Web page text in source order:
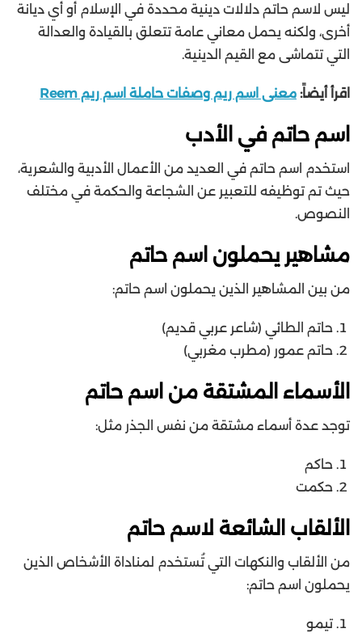
ليس لاسم حاتم دلالات دينية محددة في الإسلام أو أي ديانة
أخرى، ولكنه يحمل معاني عامة تتعلق بالقيادة والعدالة
التي تتماشى مع القيم الدينية.
اقرأ أيضاً: معنى اسم ريم وصفات حاملة اسم ريم Reem
اسم حاتم في الأدب
استخدم اسم حاتم في العديد من الأعمال الأدبية والشعرية،
حيث تم توظيفه للتعبير عن الشجاعة والحكمة في مختلف
النصوص.
مشاهير يحملون اسم حاتم
من بين المشاهير الذين يحملون اسم حاتم:
حاتم الطائي (شاعر عربي قديم)
حاتم عمور (مطرب مغربي)
الأسماء المشتقة من اسم حاتم
توجد عدة أسماء مشتقة من نفس الجذر مثل:
حاكم
حكمت
الألقاب الشائعة لاسم حاتم
من الألقاب والنكهات التي تُستخدم لمناداة الأشخاص الذين
يحملون اسم حاتم:
تيمو